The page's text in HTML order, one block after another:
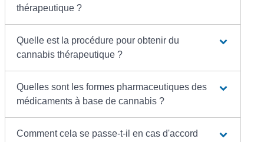
thérapeutique ?
Quelle est la procédure pour obtenir du
cannabis thérapeutique ?
Quelles sont les formes pharmaceutiques des
médicaments à base de cannabis ?
Comment cela se passe-t-il en cas d'accord